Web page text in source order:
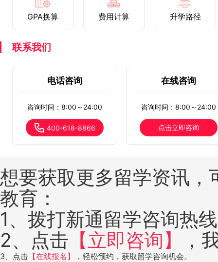
GPA换算 费用计算 升学路径
联系我们
电话咨询
咨询时间：8:00～24:00
400-618-8866
在线咨询
咨询时间：8:00～24:00
点击立即咨询
想要获取更多留学资讯
教育：
1、拨打新通留学咨询热
2、点击 【立即咨询】 ，
3、点击 【在线报名】 ，轻松预约，获取留学咨询机会。